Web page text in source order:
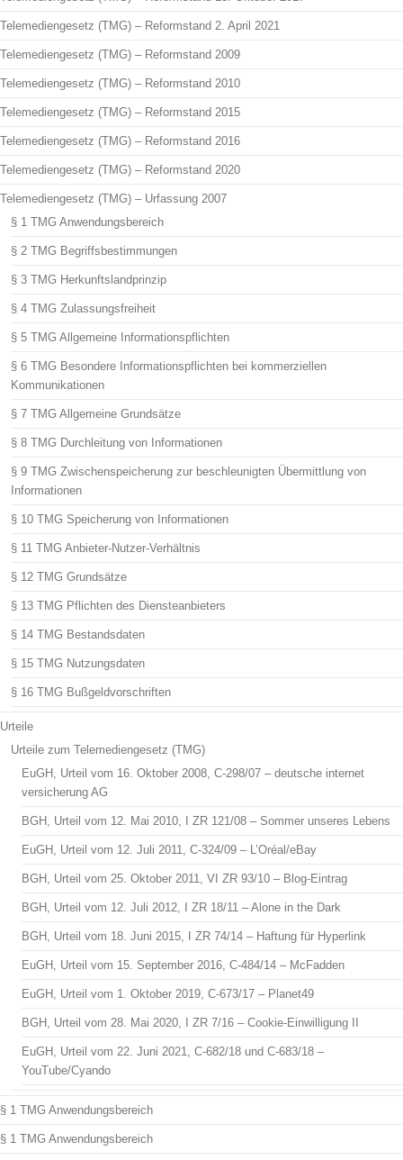
Telemediengesetz (TMG) – Reformstand 2. April 2021
Telemediengesetz (TMG) – Reformstand 2009
Telemediengesetz (TMG) – Reformstand 2010
Telemediengesetz (TMG) – Reformstand 2015
Telemediengesetz (TMG) – Reformstand 2016
Telemediengesetz (TMG) – Reformstand 2020
Telemediengesetz (TMG) – Urfassung 2007
§ 1 TMG Anwendungsbereich
§ 2 TMG Begriffsbestimmungen
§ 3 TMG Herkunftslandprinzip
§ 4 TMG Zulassungsfreiheit
§ 5 TMG Allgemeine Informationspflichten
§ 6 TMG Besondere Informationspflichten bei kommerziellen
Kommunikationen
§ 7 TMG Allgemeine Grundsätze
§ 8 TMG Durchleitung von Informationen
§ 9 TMG Zwischenspeicherung zur beschleunigten Übermittlung von
Informationen
§ 10 TMG Speicherung von Informationen
§ 11 TMG Anbieter-Nutzer-Verhältnis
§ 12 TMG Grundsätze
§ 13 TMG Pflichten des Diensteanbieters
§ 14 TMG Bestandsdaten
§ 15 TMG Nutzungsdaten
§ 16 TMG Bußgeldvorschriften
Urteile
Urteile zum Telemediengesetz (TMG)
EuGH, Urteil vom 16. Oktober 2008, C-298/07 – deutsche internet
versicherung AG
BGH, Urteil vom 12. Mai 2010, I ZR 121/08 – Sommer unseres Lebens
EuGH, Urteil vom 12. Juli 2011, C-324/09 – L’Oréal/eBay
BGH, Urteil vom 25. Oktober 2011, VI ZR 93/10 – Blog-Eintrag
BGH, Urteil vom 12. Juli 2012, I ZR 18/11 – Alone in the Dark
BGH, Urteil vom 18. Juni 2015, I ZR 74/14 – Haftung für Hyperlink
EuGH, Urteil vom 15. September 2016, C-484/14 – McFadden
EuGH, Urteil vom 1. Oktober 2019, C-673/17 – Planet49
BGH, Urteil vom 28. Mai 2020, I ZR 7/16 – Cookie-Einwilligung II
EuGH, Urteil vom 22. Juni 2021, C-682/18 und C-683/18 –
YouTube/Cyando
§ 1 TMG Anwendungsbereich
§ 1 TMG Anwendungsbereich